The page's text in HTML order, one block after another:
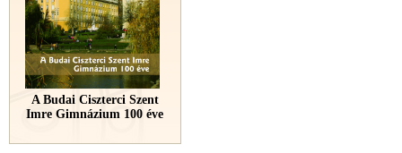
A Budai Ciszterci Szent
Imre Gimnázium 100 éve